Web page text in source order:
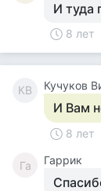
И туда
8 лет
КВ Кучуков
И Вам
8 лет
Га Гаррик